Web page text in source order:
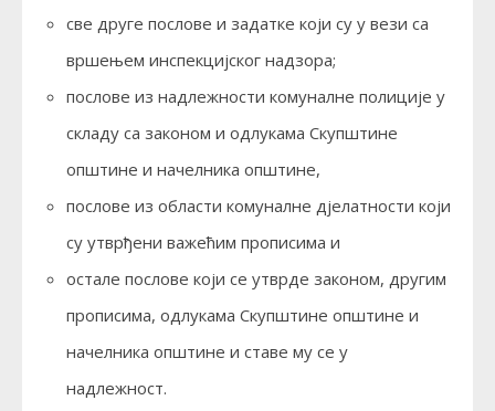
све друге послове и задатке који су у вези са
вршењем инспекцијског надзора;
послове из надлежности комуналне полиције у
складу са законом и одлукама Скупштине
општине и начелника општине,
послове из области комуналне дјелатности који
су утврђени важећим прописима и
остале послове који се утврде законом, другим
прописима, одлукама Скупштине општине и
начелника општине и ставе му се у
надлежност.